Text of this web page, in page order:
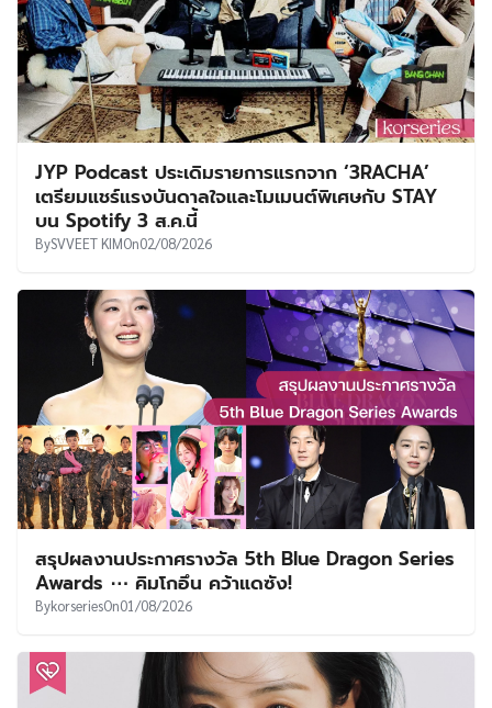
JYP Podcast ประเดิมรายการแรกจาก ‘3RACHA’
เตรียมแชร์แรงบันดาลใจและโมเมนต์พิเศษกับ STAY
บน Spotify 3 ส.ค.นี้
BySVVEET KIMOn02/08/2026
สรุปผลงานประกาศรางวัล 5th Blue Dragon Series
Awards ⋯ คิมโกอึน คว้าแดซัง!
BykorseriesOn01/08/2026